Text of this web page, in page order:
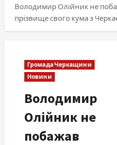
Володимир Олійник не
прізвище свого кума з
Громада Черкащини
Новини
Володимир
Олійник не
побажав